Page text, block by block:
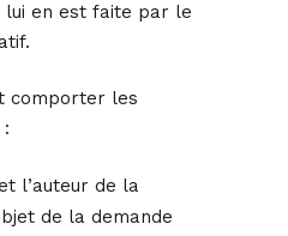
lui en est faite par le
comporter les
l’auteur de la
de la demande